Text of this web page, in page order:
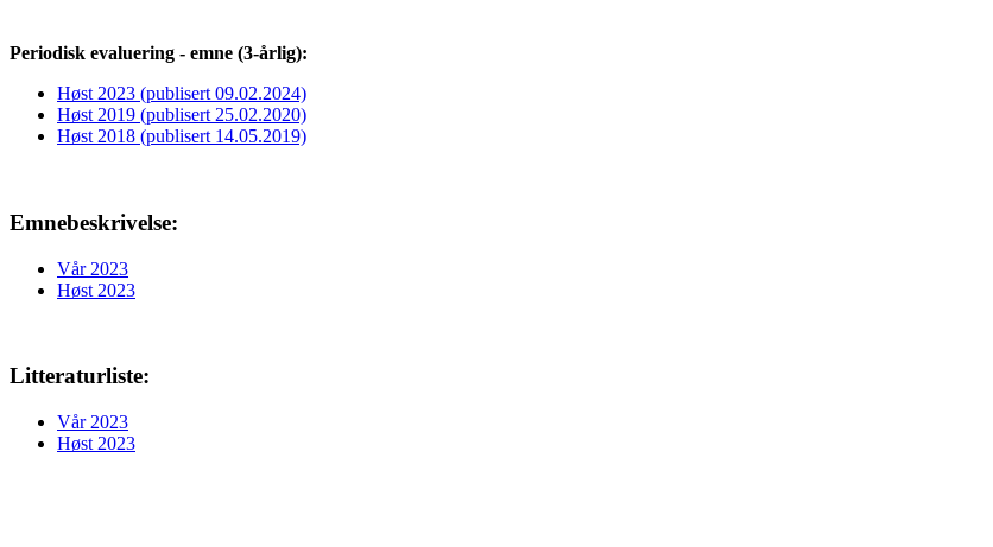
Periodisk evaluering - emne (3-årlig):
Høst 2023 (publisert 09.02.2024)
Høst 2019 (publisert 25.02.2020)
Høst 2018 (publisert 14.05.2019)
Emnebeskrivelse:
Vår 2023
Høst 2023
Litteraturliste:
Vår 2023
Høst 2023